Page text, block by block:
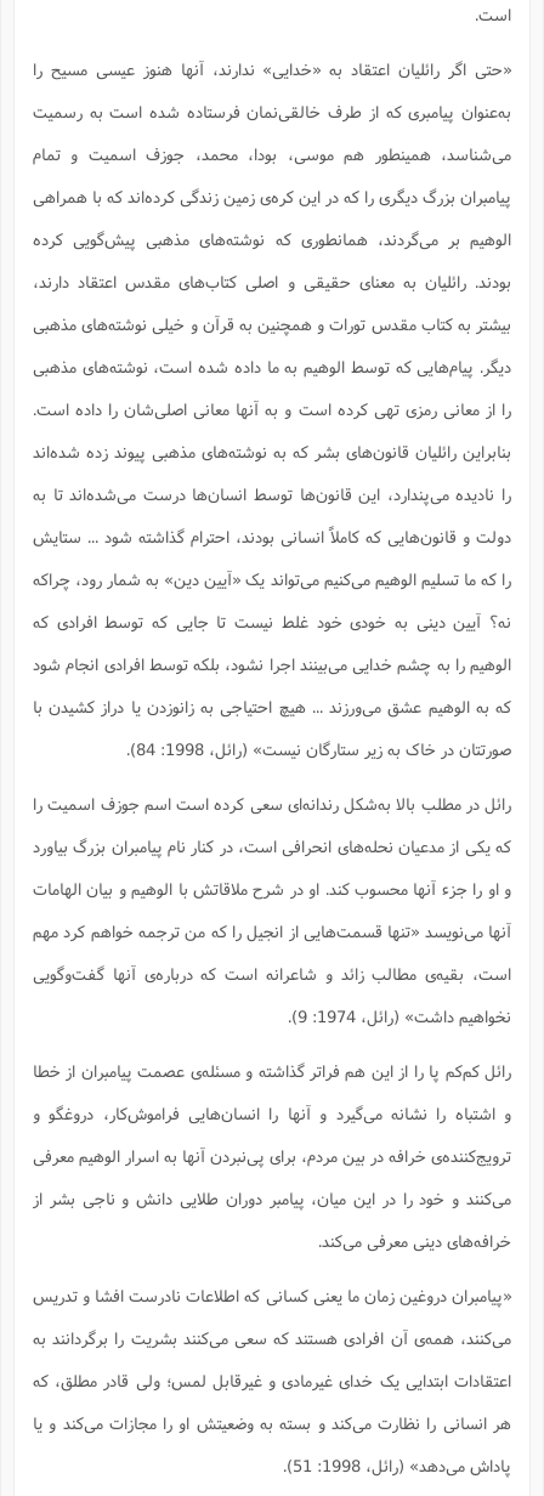
است.
«حتی اگر رائلیان اعتقاد به «خدایی» ندارند، آنها هنوز عیسی مسیح را
به‌عنوان پیامبری که از طرف خالقی‌نمان فرستاده شده است به رسمیت
می‌شناسد، همینطور هم موسی، بودا، محمد، جوزف اسمیت و تمام
پیامبران بزرگ دیگری را که در این کره‌ی زمین زندگی کرده‌اند که با همراهی
الوهیم بر می‌گردند، همانطوری که نوشته‌های مذهبی پیش‌گویی کرده
بودند. رائلیان به معنای حقیقی و اصلی کتاب‌های مقدس اعتقاد دارند،
بیشتر به کتاب مقدس تورات و همچنین به قرآن و خیلی نوشته‌های مذهبی
دیگر. پیام‌هایی که توسط الوهیم به ما داده شده است، نوشته‌های مذهبی
را از معانی رمزی تهی کرده است و به آنها معانی اصلی‌شان را داده است.
بنابراین رائلیان قانون‌های بشر که به نوشته‌های مذهبی پیوند زده شده‌اند
را نادیده می‌پندارد، این قانون‌ها توسط انسان‌ها درست می‌شده‌اند تا به
دولت و قانون‌هایی که کاملاً انسانی بودند، احترام گذاشته شود ... ستایش
را که ما تسلیم الوهیم می‌کنیم می‌تواند یک «آیین دین» به شمار رود، چراکه
نه؟ آیین دینی به خودی خود غلط نیست تا جایی که توسط افرادی که
الوهیم را به چشم خدایی می‌بینند اجرا نشود، بلکه توسط افرادی انجام شود
که به الوهیم عشق می‌ورزند ... هیچ احتیاجی به زانوزدن یا دراز کشیدن با
صورتتان در خاک به زیر ستارگان نیست» (رائل، 1998: 84).
رائل در مطلب بالا به‌شکل رندانه‌ای سعی کرده است اسم جوزف اسمیت را
که یکی از مدعیان نحله‌های انحرافی است، در کنار نام پیامبران بزرگ بیاورد
و او را جزء آنها محسوب کند. او در شرح ملاقاتش با الوهیم و بیان الهامات
آنها می‌نویسد «تنها قسمت‌هایی از انجیل را که من ترجمه خواهم کرد مهم
است، بقیه‌ی مطالب زائد و شاعرانه است که درباره‌ی آنها گفت‌وگویی
نخواهیم داشت» (رائل، 1974: 9).
رائل کم‌کم پا را از این هم فراتر گذاشته و مسئله‌ی عصمت پیامبران از خطا
و اشتباه را نشانه می‌گیرد و آنها را انسان‌هایی فراموش‌کار، دروغگو و
ترویج‌کننده‌ی خرافه در بین مردم، برای پی‌نبردن آنها به اسرار الوهیم معرفی
می‌کنند و خود را در این میان، پیامبر دوران طلایی دانش و ناجی بشر از
خرافه‌های دینی معرفی می‌کند.
«پیامبران دروغین زمان ما یعنی کسانی که اطلاعات نادرست افشا و تدریس
می‌کنند، همه‌ی آن افرادی هستند که سعی می‌کنند بشریت را برگردانند به
اعتقادات ابتدایی یک خدای غیرمادی و غیرقابل لمس؛ ولی قادر مطلق، که
هر انسانی را نظارت می‌کند و بسته به وضعیتش او را مجازات می‌کند و یا
پاداش می‌دهد» (رائل، 1998: 51).